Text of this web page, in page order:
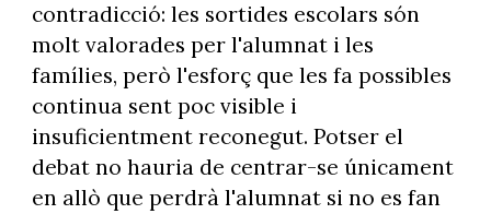
contradicció: les sortides escolars són
molt valorades per l'alumnat i les
famílies, però l'esforç que les fa possibles
continua sent poc visible i
insuficientment reconegut. Potser el
debat no hauria de centrar-se únicament
en allò que perdrà l'alumnat si no es fan